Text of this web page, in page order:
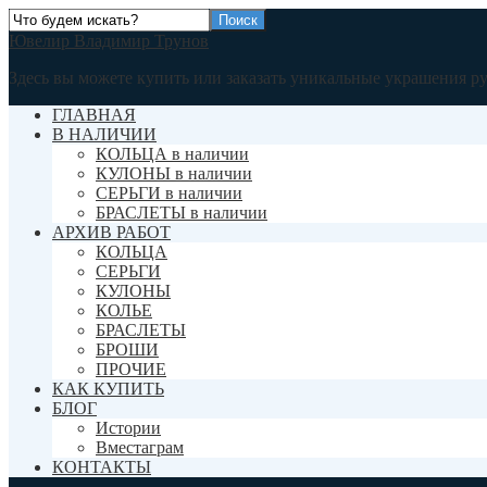
Ювелир Владимир Трунов
Здесь вы можете купить или заказать уникальные украшения
ГЛАВНАЯ
В НАЛИЧИИ
КОЛЬЦА в наличии
КУЛОНЫ в наличии
СЕРЬГИ в наличии
БРАСЛЕТЫ в наличии
АРХИВ РАБОТ
КОЛЬЦА
СЕРЬГИ
КУЛОНЫ
КОЛЬЕ
БРАСЛЕТЫ
БРОШИ
ПРОЧИЕ
КАК КУПИТЬ
БЛОГ
Истории
Вместаграм
КОНТАКТЫ